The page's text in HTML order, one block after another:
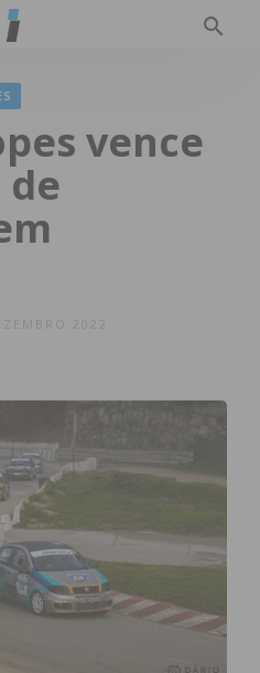
vence
de